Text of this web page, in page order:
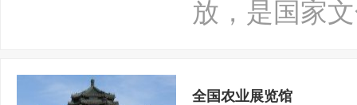
放，是国家
全国农业展览馆